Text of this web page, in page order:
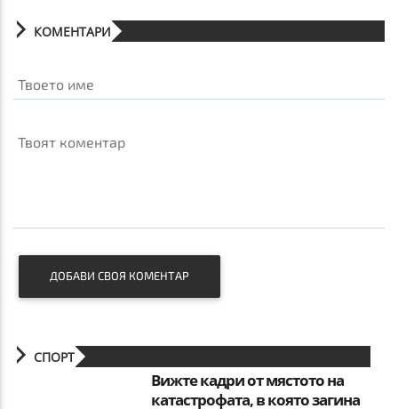
КОМЕНТАРИ
Твоето име
Твоят коментар
ДОБАВИ СВОЯ КОМЕНТАР
СПОРТ
Вижте кадри от мястото на
катастрофата, в която загина